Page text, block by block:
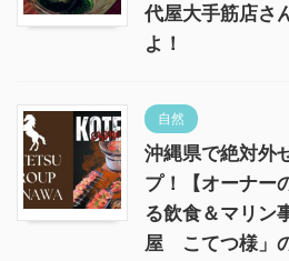
代屋大手筋店さ
よ！
自然
沖縄県で絶対外
プ！【オーナー
る飲食＆マリ
屋 こてつ様」